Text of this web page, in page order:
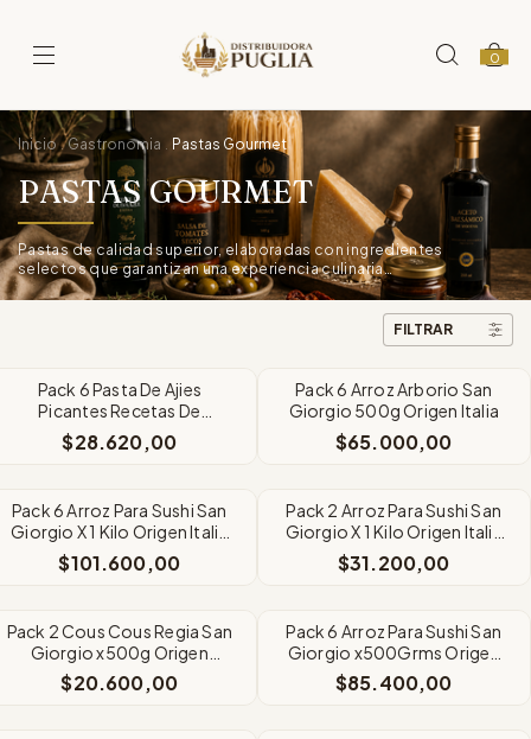
0
Inicio . Gastronomia . Pastas Gourmet
PASTAS GOURMET
Pastas de calidad superior, elaboradas con ingredientes
selectos que garantizan una experiencia culinaria
excepcional en cada plato.
FILTRAR
Pack 6 Pasta De Ajies
Picantes Recetas De
Entonces x80g
$28.620,00
Pack 6 Arroz Arborio San
Giorgio 500g Origen Italia
$65.000,00
Pack 6 Arroz Para Sushi San
Giorgio X 1 Kilo Origen Italia
Gourmet
$101.600,00
Pack 2 Arroz Para Sushi San
Giorgio X 1 Kilo Origen Italia
Gourmet
$31.200,00
Pack 2 Cous Cous Regia San
Giorgio x500g Origen
Francia
$20.600,00
Pack 6 Arroz Para Sushi San
Giorgio x500Grms Origen
Italia
$85.400,00